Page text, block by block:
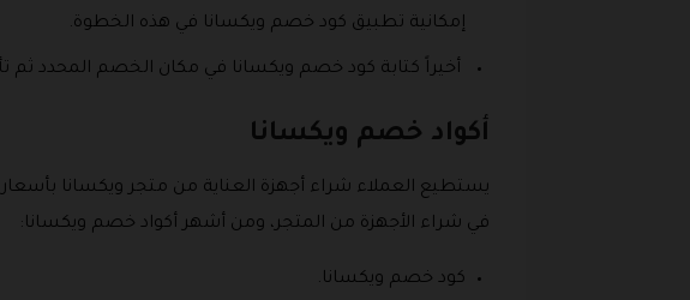
إمكانية تطبيق كود خصم ويكسانا في هذه الخطوة.
أخيراً كتابة كود خصم ويكسانا في مكان الخصم المحدد
أكواد خصم ويكسانا
يستطيع العملاء شراء أجهزة العناية من متجر ويكسانا
في شراء الأجهزة من المتجر، ومن أشهر أكواد خصم ويكسانا:
كود خصم ويكسانا.